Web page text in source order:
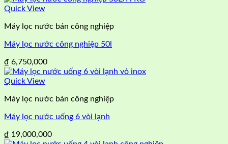
Quick View
Máy lọc nước bán công nghiệp
Máy lọc nước công nghiệp 50l
₫ 6,750,000
Quick View
Máy lọc nước bán công nghiệp
Máy lọc nước uống 6 vòi lạnh
₫ 19,000,000